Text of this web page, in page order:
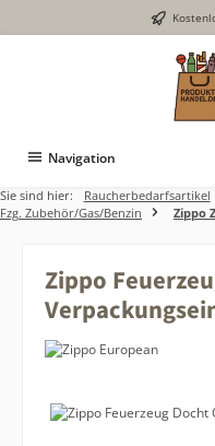
Zum Hauptinhalt springen
Navigation
Sie sind hier: Raucherbedarfsartikel
Fzg. Zubehör/Gas/Benzin
Zippo
Zippo
Bildergalerie überspringen